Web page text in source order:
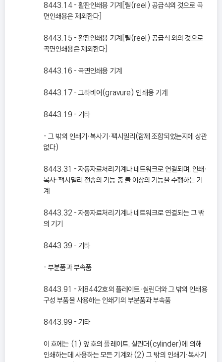
8443.14 - 활판인쇄용 기계[릴(reel) 공급식의 것으로 곡
면인쇄용은 제외한다]
8443.15 - 활판인쇄용 기계[릴(reel) 공급식 외의 것으로
곡면인쇄용은 제외한다]
8443.16 - 곡면인쇄용 기계
8443.17 - 그라비어(gravure) 인쇄용 기계
8443.19 - 기타
- 그 밖의 인쇄기ㆍ복사기ㆍ팩시밀리(함께 조합되었는지에 상관
없다)
8443.31 - 자동자료처리기계나 네트워크로 연결되며, 인쇄ㆍ
복사ㆍ팩시밀리 전송의 기능 중 둘 이상의 기능을 수행하는 기
계
8443.32 - 자동자료처리기계나 네트워크로 연결되는 그 밖
의 기기
8443.39 - 기타
- 부분품과 부속품
8443.91 - 제8442호의 플레이트ㆍ실린더와 그 밖의 인쇄용
구성 부품을 사용하는 인쇄기의 부분품과 부속품
8443.99 - 기타
이 호에는 (1) 앞 호의 플레이트, 실린더(cylinder)에 의해
인쇄하는데 사용하는 모든 기계와 (2) 그 밖의 인쇄기ㆍ복사기